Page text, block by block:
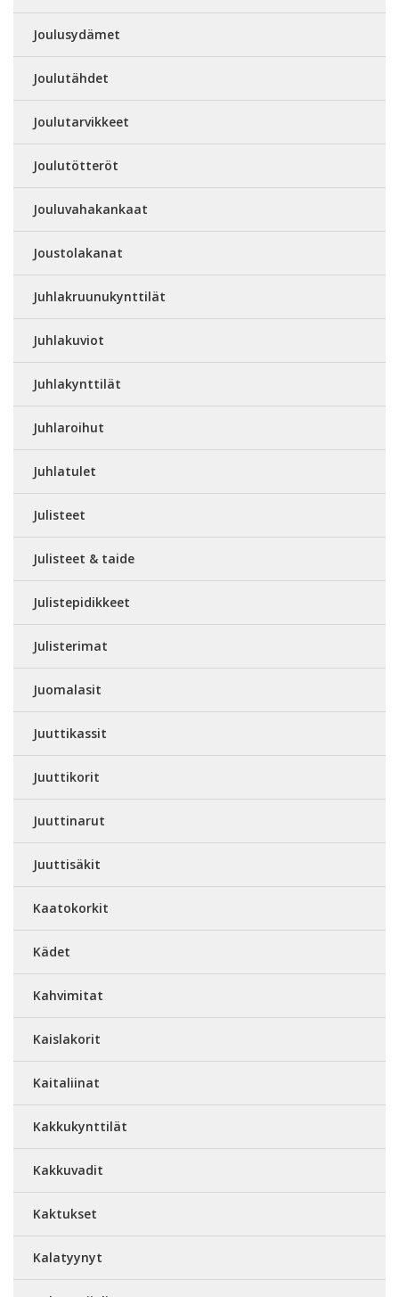
Joulusydämet
Joulutähdet
Joulutarvikkeet
Joulutötteröt
Jouluvahakankaat
Joustolakanat
Juhlakruunukynttilät
Juhlakuviot
Juhlakynttilät
Juhlaroihut
Juhlatulet
Julisteet
Julisteet & taide
Julistepidikkeet
Julisterimat
Juomalasit
Juuttikassit
Juuttikorit
Juuttinarut
Juuttisäkit
Kaatokorkit
Kädet
Kahvimitat
Kaislakorit
Kaitaliinat
Kakkukynttilät
Kakkuvadit
Kaktukset
Kalatyynyt